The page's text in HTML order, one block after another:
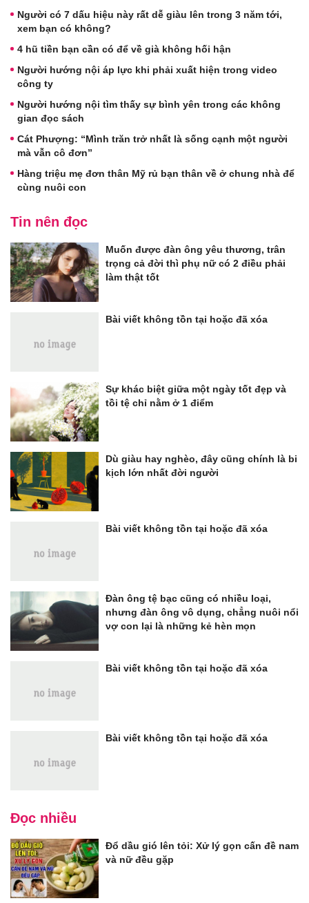
Người có 7 dấu hiệu này rất dễ giàu lên trong 3 năm tới,
xem bạn có không?
4 hũ tiền bạn cần có để về già không hối hận
Người hướng nội áp lực khi phải xuất hiện trong video
công ty
Người hướng nội tìm thấy sự bình yên trong các không
gian đọc sách
Cát Phượng: “Mình trăn trở nhất là sống cạnh một người
mà vẫn cô đơn”
Hàng triệu mẹ đơn thân Mỹ rủ bạn thân về ở chung nhà để
cùng nuôi con
Tin nên đọc
Muốn được đàn ông yêu thương, trân
trọng cả đời thì phụ nữ có 2 điều phải
làm thật tốt
Bài viết không tồn tại hoặc đã xóa
Sự khác biệt giữa một ngày tốt đẹp và
tồi tệ chỉ nằm ở 1 điểm
Dù giàu hay nghèo, đây cũng chính là bi
kịch lớn nhất đời người
Bài viết không tồn tại hoặc đã xóa
Đàn ông tệ bạc cũng có nhiều loại,
nhưng đàn ông νô dụng, chẳng nuôi nổi
νợ con lại là những kẻ hèn mọn
Bài viết không tồn tại hoặc đã xóa
Bài viết không tồn tại hoặc đã xóa
Đọc nhiều
Đổ dầu gió lên tỏi: Xử lý gọn cấn đề nam
và nữ đều gặp